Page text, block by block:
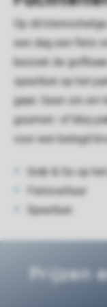
Op dit
een dag een fiets
bezoek de
speeltuin op het
gaan. Geen zin om
gourmet- of bbq-
voor een belegd
Grab & Go op
Fietsverhuur
Speeltuin
Prijzen